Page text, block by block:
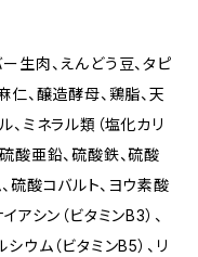
生肉、えんどう豆、タピ
仁、醸造酵母、鶏脂、天
、ミネラル類（塩化カリ
酸亜鉛、硫酸鉄、硫酸
硫酸コバルト、ヨウ素酸
アシン（ビタミンB3）、
ウム（ビタミンB5）、リ